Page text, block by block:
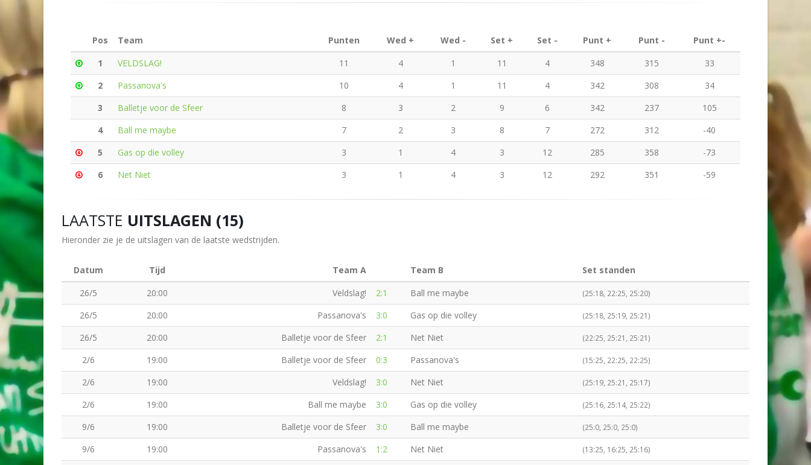
Pos Team Punten Wed + Wed - Set + Set - Punt + Punt -
Punt +-
1
VELDSLAG! 11 4 1 11 4 348 315
33
2
Passanova's 10 4 1 11 4 342 308
34
3
Balletje voor de Sfeer 8 3 2 9 6 342 237
105
4
Ball me maybe 7 2 3 8 7 272 312
-40
5
Gas op die volley 3 1 4 3 12 285 358
-73
6
Net Niet 3 1 4 3 12 292 351 -59
LAATSTE UITSLAGEN (15)
Hieronder zie je de uitslagen van de laatste wedstrijden.
Datum Tijd Team A Team B
Set standen
26/5
20:00 Veldslag! 2:1 Ball me maybe (25:18, 22:25, 25:20)
26/5 20:00 Passanova's 3:0 Gas op die volley (25:18, 25:19, 25:21)
26/5 20:00 Balletje voor de Sfeer 2:1 Net Niet (22:25, 25:21, 25:21)
2/6 19:00 Balletje voor de Sfeer 0:3 Passanova's (15:25, 22:25, 22:25)
2/6 19:00 Veldslag! 3:0 Net Niet (25:19, 25:21, 25:17)
2/6 19:00 Ball me maybe 3:0 Gas op die volley (25:16, 25:14, 25:22)
9/6 19:00 Balletje voor de Sfeer 3:0 Ball me maybe (25:0, 25:0, 25:0)
9/6 19:00 Passanova's 1:2 Net Niet (13:25, 16:25, 25:16)